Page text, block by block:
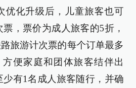
优化升级后，儿童旅客也可
，票价为成人旅客的5折，
旅游计次票的每个订单最多
便家庭和团体旅客结伴出
有1名成人旅客随行，并确